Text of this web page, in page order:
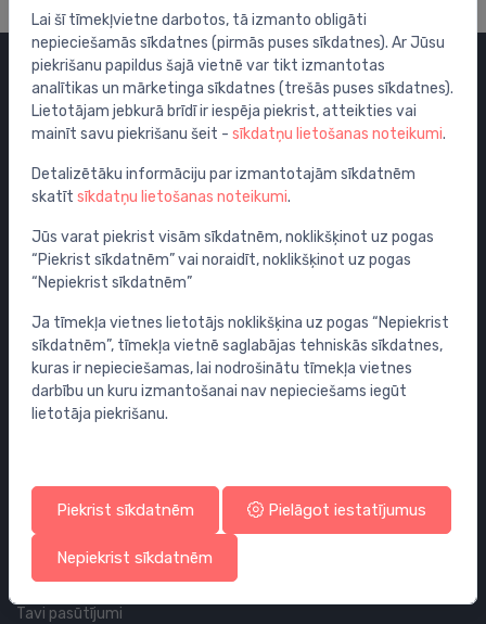
Kategorijas
Izpārdošana
Maisītāji
Izlietnes
Tualetes podi
Vannas
Dušas
Vannas istabas piederumi
Mēbeles
Rāmji un skalošanas sistēmas
Sifoni
Cauruļvadi un Veidgabali
Profila un piegādes informācija
Tavs konts
Tavi pasūtījumi
Lai šī tīmekļvietne darbotos, tā izmanto obligāti
nepieciešamās sīkdatnes (pirmās puses sīkdatnes). Ar Jūsu
piekrišanu papildus šajā vietnē var tikt izmantotas
analītikas un mārketinga sīkdatnes (trešās puses sīkdatnes).
Lietotājam jebkurā brīdī ir iespēja piekrist, atteikties vai
mainīt savu piekrišanu šeit - sīkdatņu lietošanas noteikumi.
Detalizētāku informāciju par izmantotajām sīkdatnēm
skatīt sīkdatņu lietošanas noteikumi.
Jūs varat piekrist visām sīkdatnēm, noklikšķinot uz pogas
“Piekrist sīkdatnēm” vai noraidīt, noklikšķinot uz pogas
“Nepiekrist sīkdatnēm”
Ja tīmekļa vietnes lietotājs noklikšķina uz pogas “Nepiekrist
sīkdatnēm”, tīmekļa vietnē saglabājas tehniskās sīkdatnes,
kuras ir nepieciešamas, lai nodrošinātu tīmekļa vietnes
darbību un kuru izmantošanai nav nepieciešams iegūt
lietotāja piekrišanu.
Piekrist sīkdatnēm Pielāgot iestatījumus
Nepiekrist sīkdatnēm